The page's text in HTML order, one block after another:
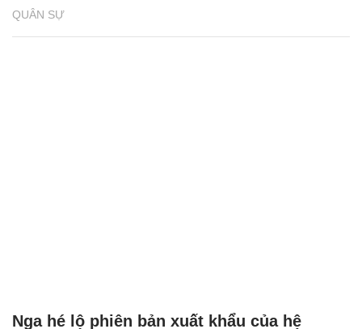
QUÂN SỰ
Nga hé lộ phiên bản xuất khẩu của hệ